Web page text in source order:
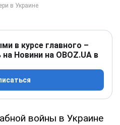
в курсе главного –
Новини на OBOZ.UA в
войны в Украине